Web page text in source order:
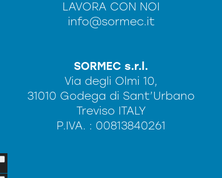
LAVORA CON NOI
info@sormec.it
SORMEC s.r.l.
Via degli Olmi 10,
31010 Godega di Sant’Urbano
Treviso ITALY
P.IVA. : 00813840261